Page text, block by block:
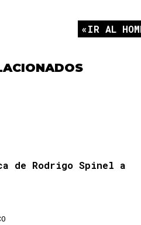
IR AL
de Rodrigo Spinel a